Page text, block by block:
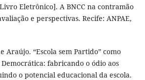
Eletrônico]. A BNCC na contramão
e perspectivas. Recife: ANPAE,
Araújo. “Escola sem Partido” como
fabricando o ódio aos
o potencial educacional da escola.